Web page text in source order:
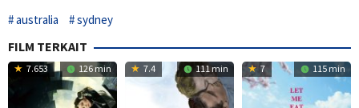
australia
sydney
FILM TERKAIT
7.653 126 min 7.4 111 min 7 115 min